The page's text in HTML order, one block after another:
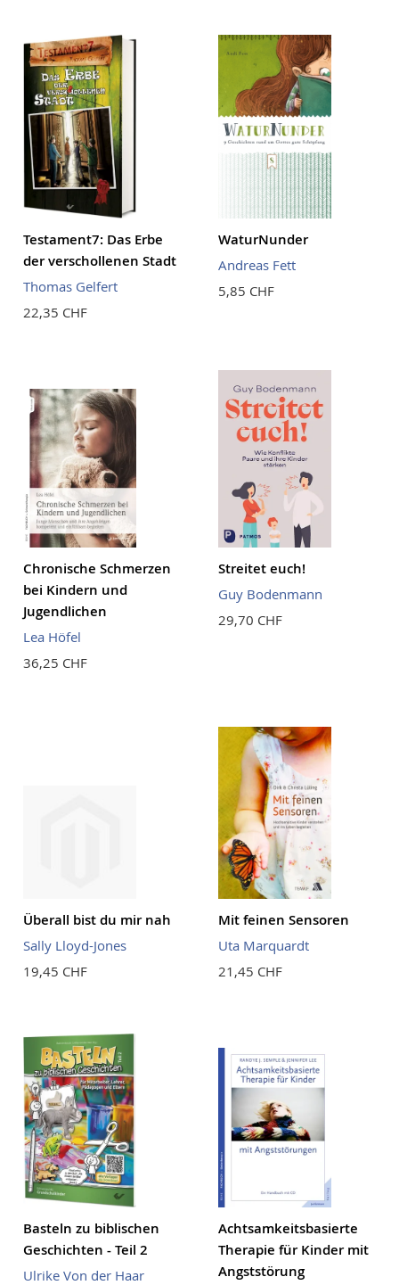
Testament7: Das Erbe
der verschollenen Stadt
Thomas Gelfert
22,35 CHF
WaturNunder
Andreas Fett
5,85 CHF
Chronische Schmerzen
bei Kindern und
Jugendlichen
Lea Höfel
36,25 CHF
Streitet euch!
Guy Bodenmann
29,70 CHF
Überall bist du mir nah
Sally Lloyd-Jones
19,45 CHF
Mit feinen Sensoren
Uta Marquardt
21,45 CHF
Basteln zu biblischen
Geschichten - Teil 2
Ulrike Von der Haar
Achtsamkeitsbasierte
Therapie für Kinder mit
Angststörung